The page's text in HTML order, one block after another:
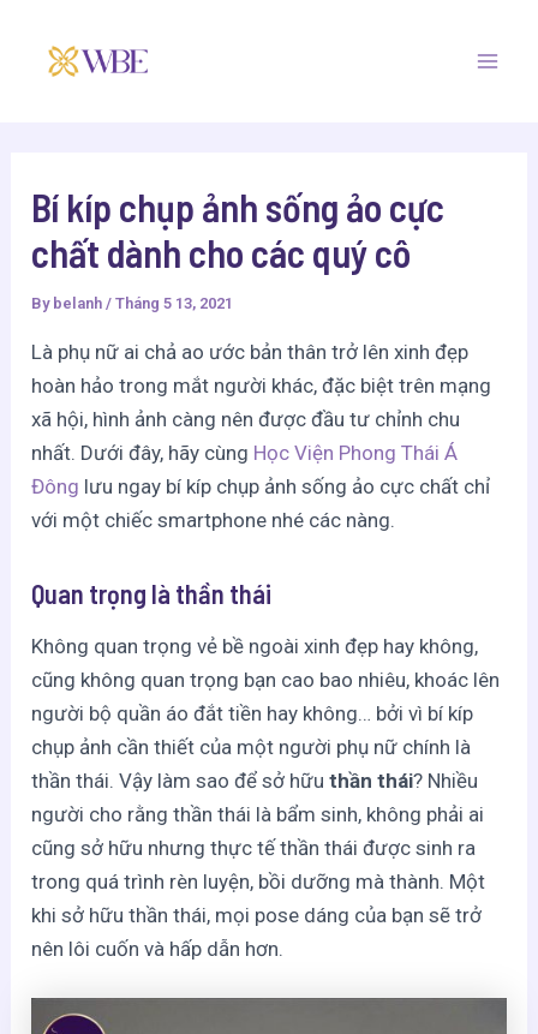
content
Bí kíp chụp ảnh sống ảo cực
chất dành cho các quý cô
By belanh/Tháng 5 13, 2021
Là phụ nữ ai chả ao ước bản thân trở lên xinh đẹp
hoàn hảo trong mắt người khác, đặc biệt trên mạng
xã hội, hình ảnh càng nên được đầu tư chỉnh chu
nhất. Dưới đây, hãy cùng Học Viện Phong Thái Á
Đông lưu ngay bí kíp chụp ảnh sống ảo cực chất chỉ
với một chiếc smartphone nhé các nàng.
Quan trọng là thần thái
Không quan trọng vẻ bề ngoài xinh đẹp hay không,
cũng không quan trọng bạn cao bao nhiêu, khoác lên
người bộ quần áo đắt tiền hay không… bởi vì bí kíp
chụp ảnh cần thiết của một người phụ nữ chính là
thần thái. Vậy làm sao để sở hữuthần thái? Nhiều
người cho rằng thần thái là bẩm sinh, không phải ai
cũng sở hữu nhưng thực tế thần thái được sinh ra
trong quá trình rèn luyện, bồi dưỡng mà thành. Một
khi sở hữu thần thái, mọi pose dáng của bạn sẽ trở
nên lôi cuốn và hấp dẫn hơn.
navigation